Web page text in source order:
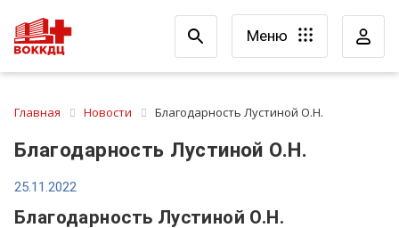
Меню
Главная Новости Благодарность Лустиной О.Н.
Благодарность Лустиной О.Н.
25.11.2022
Благодарность Лустиной О.Н.